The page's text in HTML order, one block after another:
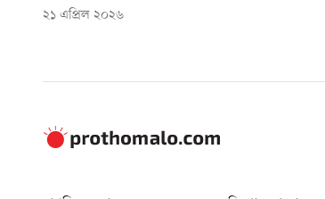
২১ এপ্রিল ২০২৬